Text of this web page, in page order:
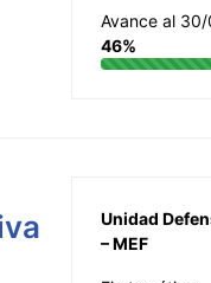
Avance al
46%
Unidad
– MEF